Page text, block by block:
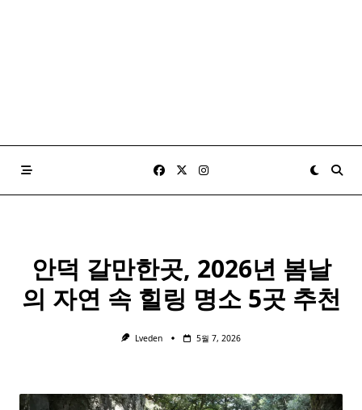
안덕 갈만한곳, 2026년 봄날
의 자연 속 힐링 명소 5곳 추천
Lveden 5월 7, 2026